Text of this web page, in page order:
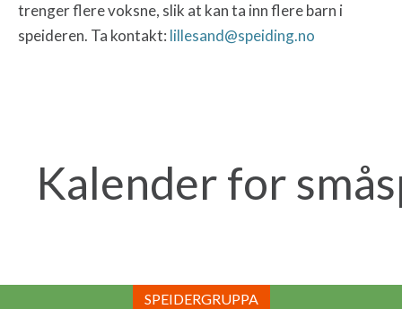
trenger flere voksne, slik at kan ta inn flere barn i
speideren. Ta kontakt: lillesand@speiding.no
Kalender for
SPEIDERGRUPPA